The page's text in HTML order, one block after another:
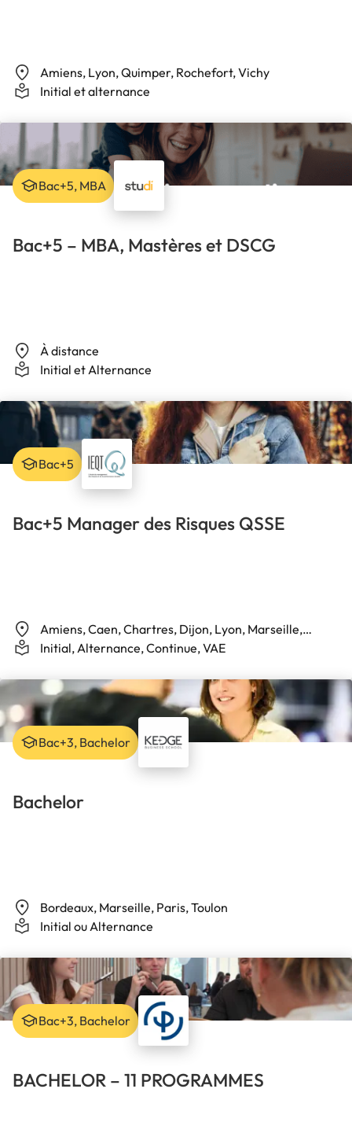
Amiens, Lyon, Quimper, Rochefort, Vichy
Initial et alternance
Bac+5 – MBA, Mastères et DSCG
À distance
Initial et Alternance
Bac+5, MBA
Bac+5 Manager des Risques QSSE
Amiens, Caen, Chartres, Dijon, Lyon, Marseille,
Nancy, Nantes, Paris, Rennes, Rochefort, Rodez,
Initial, Alternance, Continue, VAE
Bac+5
Bachelor
Bordeaux, Marseille, Paris, Toulon
Initial ou Alternance
Bac+3, Bachelor
BACHELOR – 11 PROGRAMMES
Bac+3, Bachelor